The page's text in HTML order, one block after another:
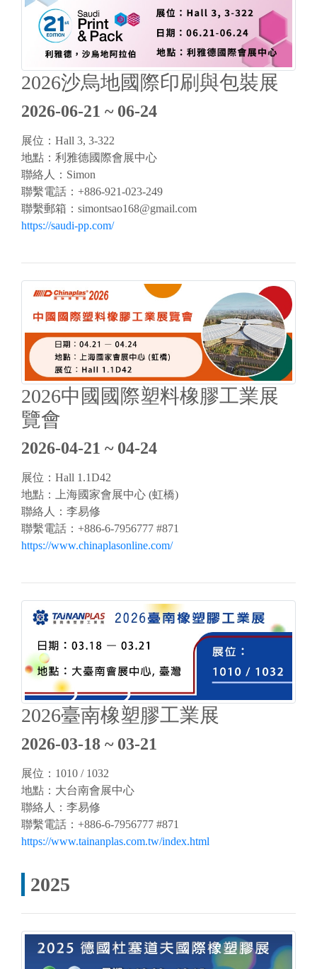
2026沙烏地國際印刷與包裝展
2026-06-21 ~ 06-24
展位：Hall 3, 3-322
地點：利雅德國際會展中心
聯絡人：Simon
聯繫電話：+886-921-023-249
聯繫郵箱： simontsao168@gmail.com
https://saudi-pp.com/
2026中國國際塑料橡膠工業展
覽會
2026-04-21 ~ 04-24
展位：Hall 1.1D42
地點：上海國家會展中心 (虹橋)
聯絡人：李易修
聯繫電話：+886-6-7956777 #871
https://www.chinaplasonline.com/
2026臺南橡塑膠工業展
2026-03-18 ~ 03-21
展位：1010 / 1032
地點：大台南會展中心
聯絡人：李易修
聯繫電話：+886-6-7956777 #871
https://www.tainanplas.com.tw/index.html
2025